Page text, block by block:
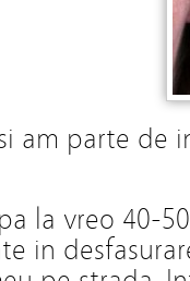
am parte de
la vreo 40-
in